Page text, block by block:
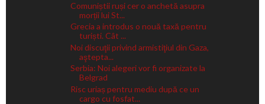
Comuniștii ruși cer o anchetă asupra
morții lui St...
Grecia a introdus o nouă taxă pentru
turiști. Cât ...
Noi discuţii privind armistiţiul din Gaza,
aştepta...
Serbia: Noi alegeri vor fi organizate la
Belgrad
Risc uriaș pentru mediu după ce un
cargo cu fosfat...